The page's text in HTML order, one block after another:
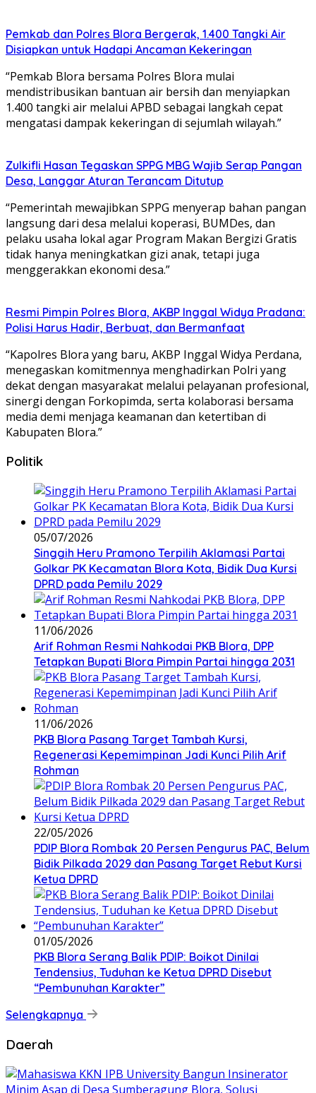
Pemkab dan Polres Blora Bergerak, 1.400 Tangki Air
Disiapkan untuk Hadapi Ancaman Kekeringan
“Pemkab Blora bersama Polres Blora mulai
mendistribusikan bantuan air bersih dan menyiapkan
1.400 tangki air melalui APBD sebagai langkah cepat
mengatasi dampak kekeringan di sejumlah wilayah.”
Zulkifli Hasan Tegaskan SPPG MBG Wajib Serap Pangan
Desa, Langgar Aturan Terancam Ditutup
“Pemerintah mewajibkan SPPG menyerap bahan pangan
langsung dari desa melalui koperasi, BUMDes, dan
pelaku usaha lokal agar Program Makan Bergizi Gratis
tidak hanya meningkatkan gizi anak, tetapi juga
menggerakkan ekonomi desa.”
Resmi Pimpin Polres Blora, AKBP Inggal Widya Pradana:
Polisi Harus Hadir, Berbuat, dan Bermanfaat
“Kapolres Blora yang baru, AKBP Inggal Widya Perdana,
menegaskan komitmennya menghadirkan Polri yang
dekat dengan masyarakat melalui pelayanan profesional,
sinergi dengan Forkopimda, serta kolaborasi bersama
media demi menjaga keamanan dan ketertiban di
Kabupaten Blora.”
Politik
05/07/2026
Singgih Heru Pramono Terpilih Aklamasi Partai
Golkar PK Kecamatan Blora Kota, Bidik Dua Kursi
DPRD pada Pemilu 2029
11/06/2026
Arif Rohman Resmi Nahkodai PKB Blora, DPP
Tetapkan Bupati Blora Pimpin Partai hingga 2031
11/06/2026
PKB Blora Pasang Target Tambah Kursi,
Regenerasi Kepemimpinan Jadi Kunci Pilih Arif
Rohman
22/05/2026
PDIP Blora Rombak 20 Persen Pengurus PAC, Belum
Bidik Pilkada 2029 dan Pasang Target Rebut Kursi
Ketua DPRD
01/05/2026
PKB Blora Serang Balik PDIP: Boikot Dinilai
Tendensius, Tuduhan ke Ketua DPRD Disebut
“Pembunuhan Karakter”
Selengkapnya
Daerah